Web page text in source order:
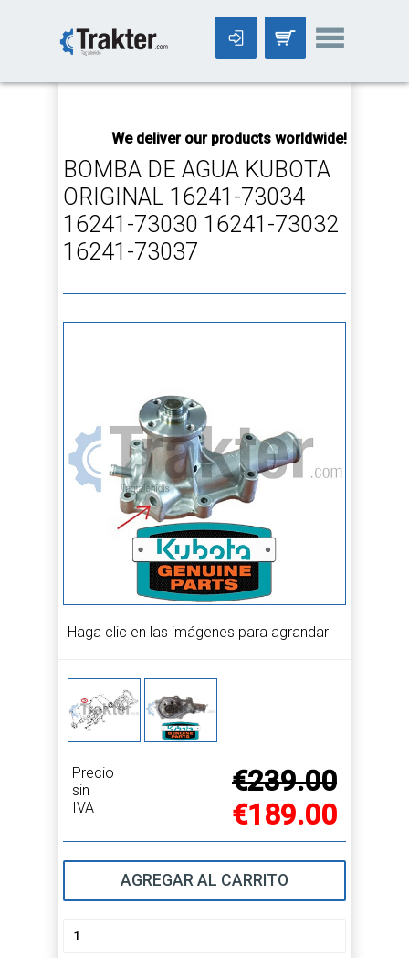
We deliver our products worldwide!All orders
BOMBA DE AGUA KUBOTA
ORIGINAL 16241-73034
16241-73030 16241-73032
16241-73037
Haga clic en las imágenes para agrandar
Precio
sin
IVA
€239.00
€189.00
AGREGAR AL CARRITO